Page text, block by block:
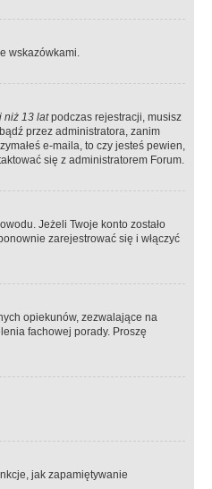
wskazówkami.
niż 13 latpodczas rejestracji, musisz
przez administratora, zanim
e-maila, to czy jesteś pewien,
się z administratorem Forum.
Jeżeli Twoje konto zostało
zarejestrować się i włączyć
opiekunów, zezwalające na
fachowej porady. Proszę
jak zapamiętywanie